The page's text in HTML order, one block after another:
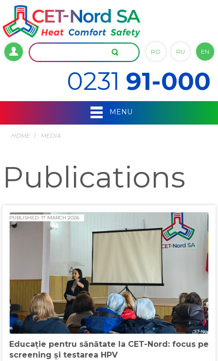
RO RU EN
0231 91-000
MENU
HOME MEDIA
Publications
Educație pentru sănătate la CET-Nord: focus pe
screening și testarea HPV
PUBLISHED: 17 MARCH 2026